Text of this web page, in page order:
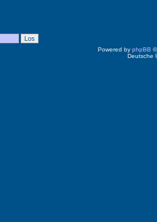
Powered by phpBB
Deutsche